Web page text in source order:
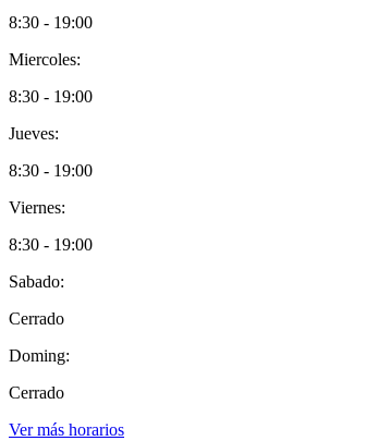
8:30 - 19:00
Miercoles:
8:30 - 19:00
Jueves:
8:30 - 19:00
Viernes:
8:30 - 19:00
Sabado:
Cerrado
Doming:
Cerrado
Ver más horarios